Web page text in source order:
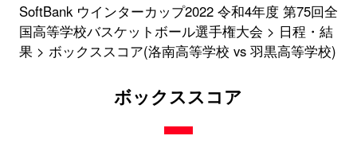
SoftBank ウインターカップ2022 令和4年度 第75回全
国高等学校バスケットボール選手権大会
日程・結
果
ボックススコア(洛南高等学校 vs 羽黒高等学校)
ボックススコア